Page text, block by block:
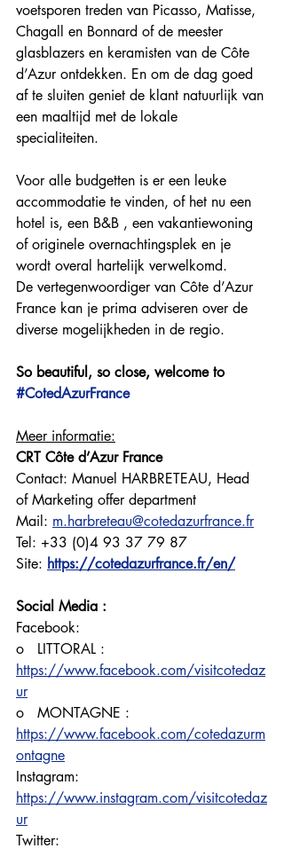
voetsporen treden van Picasso, Matisse,
Chagall en Bonnard of de meester
glasblazers en keramisten van de Côte
d’Azur ontdekken. En om de dag goed
af te sluiten geniet de klant natuurlijk van
een maaltijd met de lokale
specialiteiten.
Voor alle budgetten is er een leuke
accommodatie te vinden, of het nu een
hotel is, een B&B , een vakantiewoning
of originele overnachtingsplek en je
wordt overal hartelijk verwelkomd.
De vertegenwoordiger van Côte d’Azur
France kan je prima adviseren over de
diverse mogelijkheden in de regio.
So beautiful, so close, welcome to
#CotedAzurFrance
Meer informatie:
CRT Côte d’Azur France
Contact: Manuel HARBRETEAU, Head
of Marketing offer department
Mail: m.harbreteau@cotedazurfrance.fr
Tel: +33 (0)4 93 37 79 87
Site: https://cotedazurfrance.fr/en/
Social Media :
Facebook:
o   LITTORAL :
https://www.facebook.com/visitcotedaz
ur
o   MONTAGNE :
https://www.facebook.com/cotedazurm
ontagne
Instagram:
https://www.instagram.com/visitcotedaz
ur
Twitter: